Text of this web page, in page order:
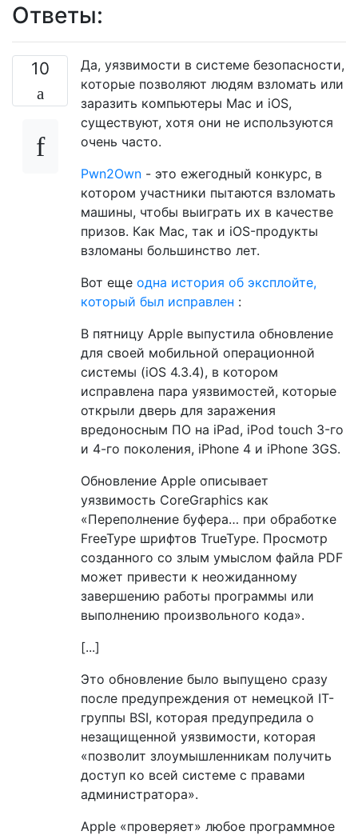
Ответы:
10
Да, уязвимости в системе безопасности,
которые позволяют людям взломать или
заразить компьютеры Mac и iOS,
существуют, хотя они не используются
очень часто.
Pwn2Own - это ежегодный конкурс, в
котором участники пытаются взломать
машины, чтобы выиграть их в качестве
призов. Как Mac, так и iOS-продукты
взломаны большинство лет.
Вот еще одна история об эксплойте,
который был исправлен :
В пятницу Apple выпустила обновление
для своей мобильной операционной
системы (iOS 4.3.4), в котором
исправлена ​​пара уязвимостей, которые
открыли дверь для заражения
вредоносным ПО на iPad, iPod touch 3-го
и 4-го поколения, iPhone 4 и iPhone 3GS.
Обновление Apple описывает
уязвимость CoreGraphics как
«Переполнение буфера… при обработке
FreeType шрифтов TrueType. Просмотр
созданного со злым умыслом файла PDF
может привести к неожиданному
завершению работы программы или
выполнению произвольного кода».
[...]
Это обновление было выпущено сразу
после предупреждения от немецкой IT-
группы BSI, которая предупредила о
незащищенной уязвимости, которая
«позволит злоумышленникам получить
доступ ко всей системе с правами
администратора».
Apple «проверяет» любое программное